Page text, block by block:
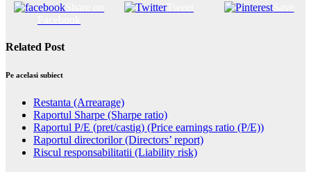
Tweet Save
Related Post
Pe acelasi subiect
Restanta (Arrearage)
Raportul Sharpe (Sharpe ratio)
Raportul P/E (pret/castig) (Price earnings ratio (P/E))
Raportul directorilor (Directors’ report)
Riscul responsabilitatii (Liability risk)